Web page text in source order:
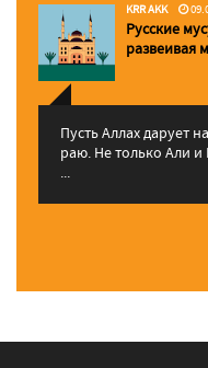
KRR AKK
Русские
pазвеивая
Пусть Аллах дарует
раю. Не только Али и
...